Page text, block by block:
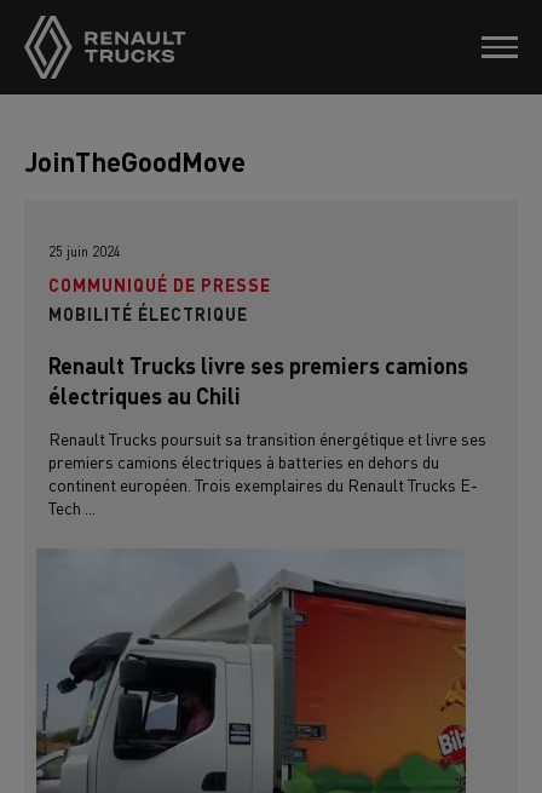
JoinTheGoodMove
25 juin 2024
COMMUNIQUÉ DE PRESSE
MOBILITÉ ÉLECTRIQUE
Renault Trucks livre ses premiers camions
électriques au Chili
Renault Trucks poursuit sa transition énergétique et livre ses
premiers camions électriques à batteries en dehors du
continent européen. Trois exemplaires du Renault Trucks E-
Tech ...